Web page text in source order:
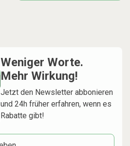
Weniger Worte.
Mehr Wirkung!
Jetzt den Newsletter abbonieren
und 24h früher erfahren, wenn es
Rabatte gibt!